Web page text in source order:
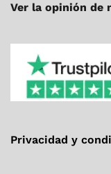
Ver la opinión de
Privacidad y